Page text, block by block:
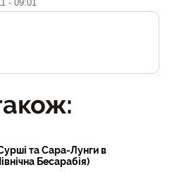
- 09:01
та Сара-Лунги в
Бесарабія)